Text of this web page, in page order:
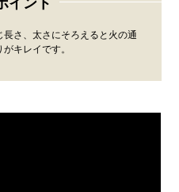
イント
長さ、太さにそろえると火の通
キレイです。